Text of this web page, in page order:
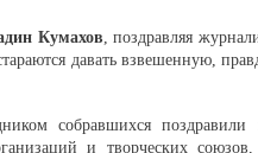
Кумахов, поздравляя
давать взвешенную,
собравшихся поздравили
и творческих